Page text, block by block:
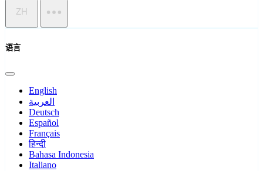
ZH
语言
English
العربية
Deutsch
Español
Français
हिन्दी
Bahasa Indonesia
Italiano